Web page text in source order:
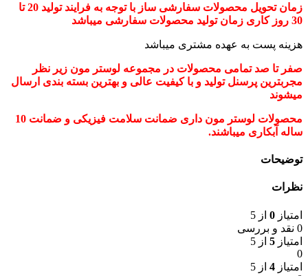
زمان تحویل محصولات سفارشی ساز با توجه به فرایند تولید 20 تا
30 روز کاری زمان تولید محصولات سفارشی میباشد
هزینه پست به عهده مشتری میباشد
صفر تا صد تمامی محصولات در مجموعه لوستر مون زیر نظر
مجربترین پرسنل تولید و با کیفیت عالی و بهترین بسته بندی ارسال
میشوند
محصولات لوستر مون داری ضمانت سلامت فیزیکی و ضمانت 10
ساله آبکاری میباشند.
توضیحات
نظرات
امتیاز 0 از 5
0 نقد و بررسی
امتیاز 5 از 5
0
امتیاز 4 از 5